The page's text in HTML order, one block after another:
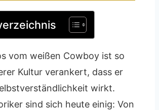
vom weißen Cowboy ist so
Kultur verankert, dass er
wirkt.
sind sich heute einig: Von